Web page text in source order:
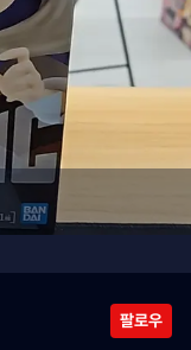
팔로우